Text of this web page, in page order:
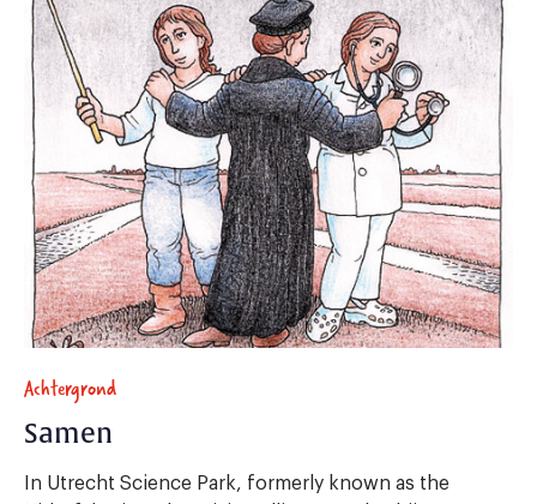
Achtergrond
Samen
In Utrecht Science Park, formerly known as the